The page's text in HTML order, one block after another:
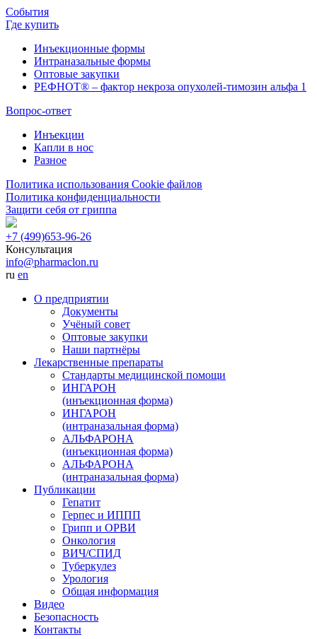
События
Где купить
Инъекционные формы
Интраназальные формы
Оптовые закупки
РЕФНОТ® – фактор некроза опухолей-тимозин альфа 1
Вопрос-ответ
Инъекции
Капли в нос
Разное
Политика использования Cookie файлов
Политика конфиденциальности
Защити себя от гриппа
+7 (499)653-96-26
Консультация
info@pharmaclon.ru
ru en
О предприятии
Документы
Учёный совет
Оптовые закупки
Наши партнёры
Лекарственные препараты
Стандарты медицинской помощи
ИНГАРОН
(инъекционная форма)
ИНГАРОН
(интраназальная форма)
АЛЬФАРОНА
(инъекционная форма)
АЛЬФАРОНА
(интраназальная форма)
Публикации
Гепатит
Герпес и ИППП
Грипп и ОРВИ
Онкология
ВИЧ/СПИД
Туберкулез
Урология
Общая информация
Видео
Безопасность
Контакты